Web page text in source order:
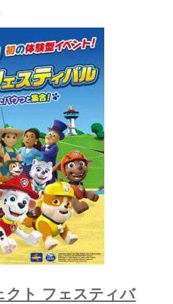
クト フェスティバ